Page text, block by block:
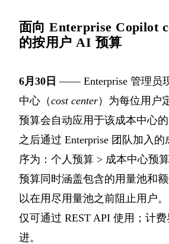
面向 Enterprise Copilot
的按用户 AI 预算
6月30日 —— Enterprise 管理员
中心（cost center）为每位用户
预算会自动应用于该成本中心
之后通过 Enterprise 团队加入
序为：个人预算 > 成本中心预
预算同时涵盖包含的用量池和
以在用尽用量池之前阻止用户
仅可通过 REST API 使用；计
进。